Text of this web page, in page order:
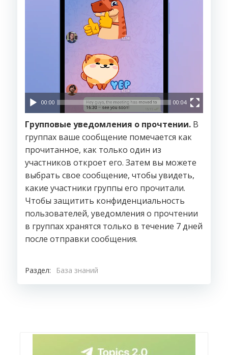
00:00 00:04
Групповые уведомления о прочтении. В
группах ваше сообщение помечается как
прочитанное, как только один из
участников откроет его. Затем вы можете
выбрать свое сообщение, чтобы увидеть,
какие участники группы его прочитали.
Чтобы защитить конфиденциальность
пользователей, уведомления о прочтении
в группах хранятся только в течение 7 дней
после отправки сообщения.
Раздел: База знаний